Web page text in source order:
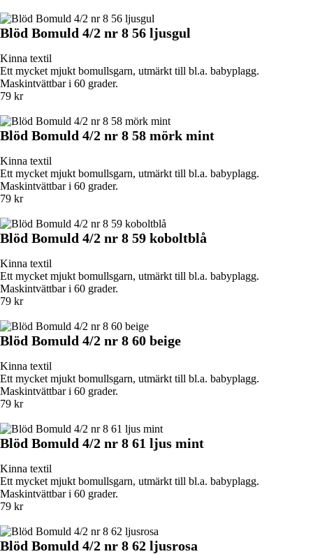
Blöd Bomuld 4/2 nr 8 56 ljusgul
Kinna textil
Ett mycket mjukt bomullsgarn, utmärkt till bl.a. babyplagg.
Maskintvättbar i 60 grader.
79 kr
Blöd Bomuld 4/2 nr 8 58 mörk mint
Kinna textil
Ett mycket mjukt bomullsgarn, utmärkt till bl.a. babyplagg.
Maskintvättbar i 60 grader.
79 kr
Blöd Bomuld 4/2 nr 8 59 koboltblå
Kinna textil
Ett mycket mjukt bomullsgarn, utmärkt till bl.a. babyplagg.
Maskintvättbar i 60 grader.
79 kr
Blöd Bomuld 4/2 nr 8 60 beige
Kinna textil
Ett mycket mjukt bomullsgarn, utmärkt till bl.a. babyplagg.
Maskintvättbar i 60 grader.
79 kr
Blöd Bomuld 4/2 nr 8 61 ljus mint
Kinna textil
Ett mycket mjukt bomullsgarn, utmärkt till bl.a. babyplagg.
Maskintvättbar i 60 grader.
79 kr
Blöd Bomuld 4/2 nr 8 62 ljusrosa